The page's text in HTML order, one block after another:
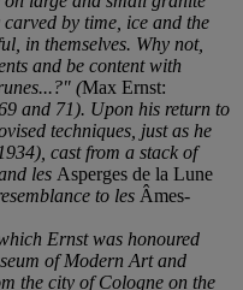
by time, ice and the
in themselves. Why not,
and be content with
" (Max Ernst:
and 71). Upon his return to
techniques, just as he
cast from a stack of
les Asperges de la Lune
to les Âmes-
Ernst was honoured
of Modern Art and
the city of Cologne on the